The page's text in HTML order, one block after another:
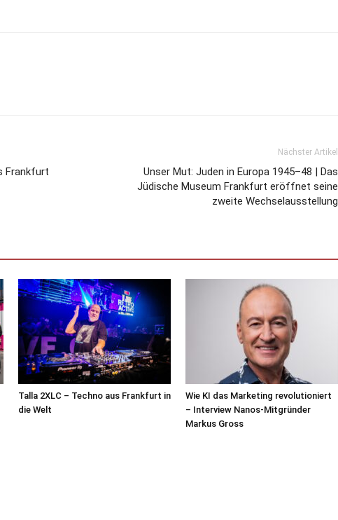
Frankfurt
Nächster Artikel
Unser Mut: Juden in Europa 1945–48 | Das
Jüdische Museum Frankfurt eröffnet seine
zweite Wechselausstellung
Talla 2XLC – Techno aus Frankfurt in
die Welt
Wie KI das Marketing revolutioniert
– Interview Nanos-Mitgründer
Markus Gross